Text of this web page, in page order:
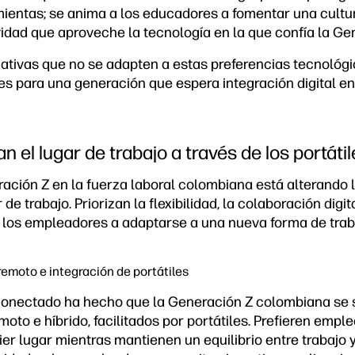
se anima a los educadores a fomentar una
que aproveche la tecnología en la que confía la
que no se adapten a estas preferencias
para una generación que espera integración digital
el lugar de trabajo a través de los
Z en la fuerza laboral colombiana está alterando
trabajo. Priorizan la flexibilidad, la colaboración
empleadores a adaptarse a una nueva forma de
e integración de portátiles
ha hecho que la Generación Z colombiana
e híbrido, facilitados por portátiles. Prefieren
lugar mientras mantienen un equilibrio entre trabajo